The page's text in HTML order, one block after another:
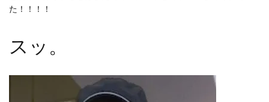
た！！！！
スッ。